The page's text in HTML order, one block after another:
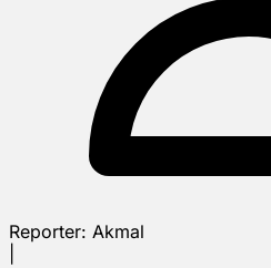
Reporter: Akmal